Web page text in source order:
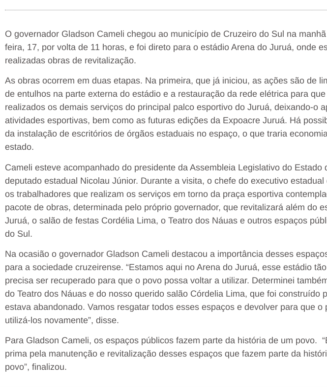
O governador Gladson Cameli chegou ao município de Cruzeiro do Sul na
feira, 17, por volta de 11 horas, e foi direto para o estádio Arena do Juruá, onde
realizadas obras de revitalização.
As obras ocorrem em duas etapas. Na primeira, que já iniciou, as ações são de
de entulhos na parte externa do estádio e a restauração da rede elétrica para
realizados os demais serviços do principal palco esportivo do Juruá, deixando-o
atividades esportivas, bem como as futuras edições da Expoacre Juruá. Há
da instalação de escritórios de órgãos estaduais no espaço, o que traria
estado.
Cameli esteve acompanhado do presidente da Assembleia Legislativo do Estado
deputado estadual Nicolau Júnior. Durante a visita, o chefe do executivo estadual
os trabalhadores que realizam os serviços em torno da praça esportiva
pacote de obras, determinada pelo próprio governador, que revitalizará além do
Juruá, o salão de festas Cordélia Lima, o Teatro dos Náuas e outros espaços
do Sul.
Na ocasião o governador Gladson Cameli destacou a importância desses
para a sociedade cruzeirense. “Estamos aqui no Arena do Juruá, esse estádio
precisa ser recuperado para que o povo possa voltar a utilizar. Determinei
do Teatro dos Náuas e do nosso querido salão Córdelia Lima, que foi construído
estava abandonado. Vamos resgatar todos esses espaços e devolver para que o
utilizá-los novamente”, disse.
Para Gladson Cameli, os espaços públicos fazem parte da história de um povo.
prima pela manutenção e revitalização desses espaços que fazem parte da
povo”, finalizou.